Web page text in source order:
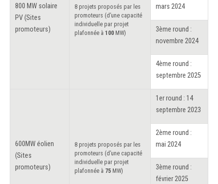
800 MW solaire
PV (Sites
promoteurs)
8 projets proposés par les
promoteurs (d’une capacité
individuelle par projet
plafonnée à 100 MW)
mars 2024
3ème round :
novembre 2024
4ème round :
septembre 2025
600MW éolien
(Sites
promoteurs)
8 projets proposés par les
promoteurs (d’une capacité
individuelle par projet
plafonnée à 75 MW)
1er round : 14
septembre 2023
2ème round :
mai 2024
3ème round :
février 2025